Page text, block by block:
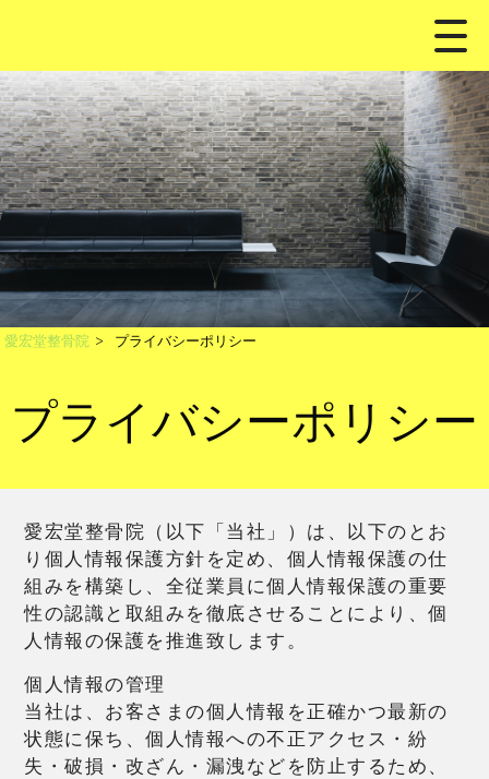
愛宏堂整骨院 > プライバシーポリシー
プライバシーポリシー
愛宏堂整骨院（以下「当社」）は、以下のとお
り個人情報保護方針を定め、個人情報保護の仕
組みを構築し、全従業員に個人情報保護の重要
性の認識と取組みを徹底させることにより、個
人情報の保護を推進致します。
個人情報の管理
当社は、お客さまの個人情報を正確かつ最新の
状態に保ち、個人情報への不正アクセス・紛
失・破損・改ざん・漏洩などを防止するため、